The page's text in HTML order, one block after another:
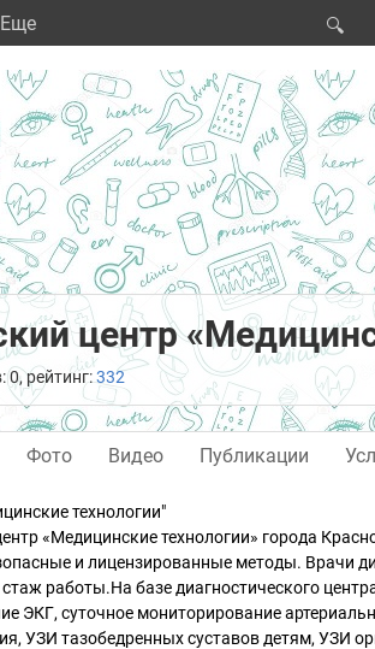
Eще 🔍
центр
0, рейтинг:332
Фото Видео Публикации
технологии"
«Медицинские технологии» города
и лицензированные методы. Врачи
работы.На базе диагностического
ЭКГ, суточное мониторирование
УЗИ тазобедренных суставов детям, УЗИ